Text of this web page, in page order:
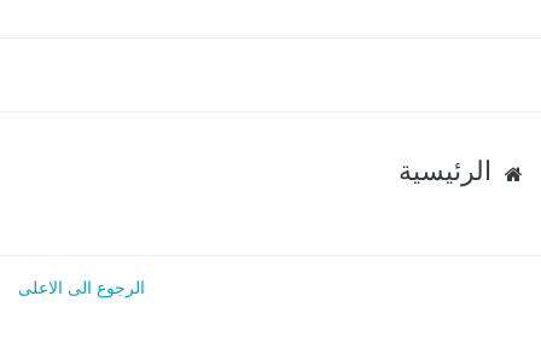
الرئيسية
الرجوع الى الاعلى